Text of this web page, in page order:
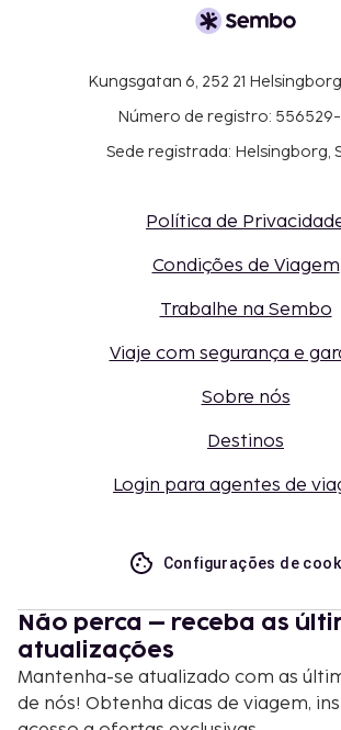
Kungsgatan 6, 252 21
Número de registro: 556529-
Sede registrada: Helsingborg,
Política de
Condições de Viagem
Trabalhe na Sembo
Viaje com segurança e
Sobre nós
Destinos
Login para agentes de
Configurações de
Não perca – receba as
atualizações
Mantenha-se atualizado com as
de nós! Obtenha dicas de viagem,